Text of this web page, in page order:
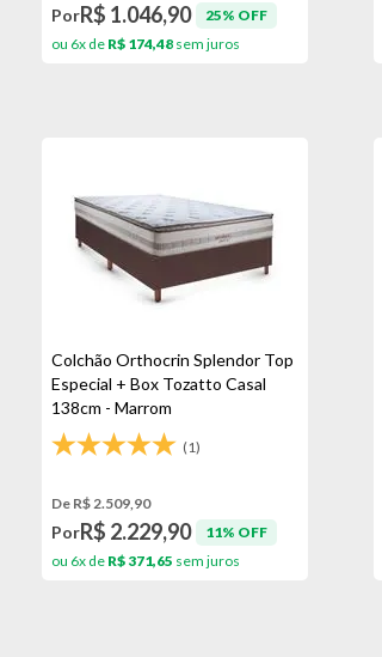
PorR$ 1.046,90
25% OFF
ou 6x de R$ 174,48sem juros
Colchão Orthocrin Splendor Top
Especial + Box Tozatto Casal
138cm - Marrom
(1)
De R$ 2.509,90
PorR$ 2.229,90
11% OFF
ou 6x de R$ 371,65 sem juros